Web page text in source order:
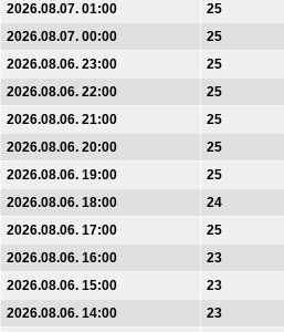
2026.08.07. 01:00
25
2026.08.07. 00:00
25
2026.08.06. 23:00
25
2026.08.06. 22:00
25
2026.08.06. 21:00
25
2026.08.06. 20:00
25
2026.08.06. 19:00
25
2026.08.06. 18:00
24
2026.08.06. 17:00
25
2026.08.06. 16:00
23
2026.08.06. 15:00
23
2026.08.06. 14:00
23